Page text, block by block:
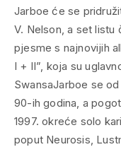
Jarboe će se
V. Nelson, a set listu
pjesme s najnovijih
I + II”, koja su
SwansaJarboe se od
90-ih godina, a
1997. okreće solo
poput Neurosis,